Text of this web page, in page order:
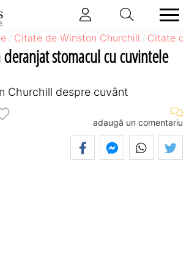
Citate de Winston Churchill Citate
stomacul cu cuvintele
Churchill despre cuvânt
adaugă un comentariu